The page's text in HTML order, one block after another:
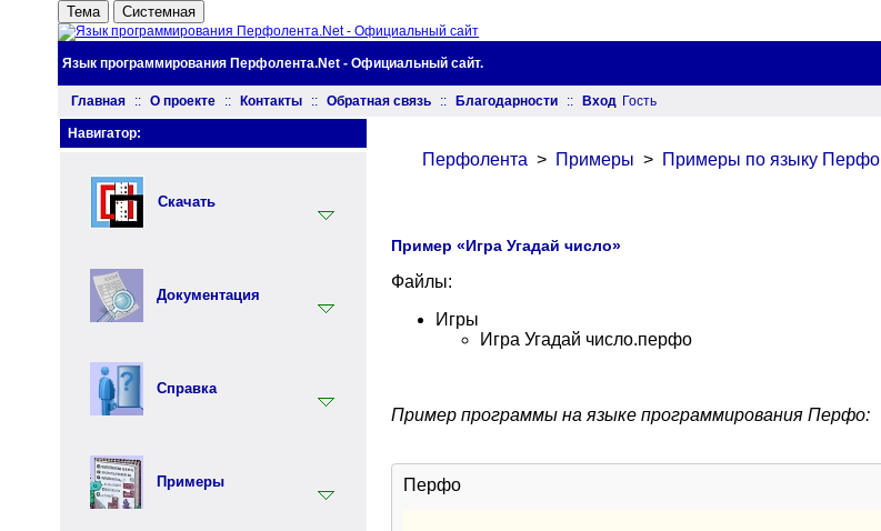
Тема Системная
Язык программирования Перфолента.Net - Официальный сайт.
Главная :: О проекте :: Контакты :: Обратная связь :: Благодарности :: Вход Гость
Перфолента > Примеры > Примеры по языку Перфо
Пример «Игра Угадай число»
Файлы:
Игры
Игра Угадай число.перфо
Пример программы на языке программирования Перфо:
Перфо
Навигатор:
Скачать
Документация
Инструментарий
Документация
Синтаксис языка Перфолента
Практика программирования на
Объектно ориентированное
программирование (ООП) на
языке Перфолента
Справка
Встроенные функции
Терминология
Примеры